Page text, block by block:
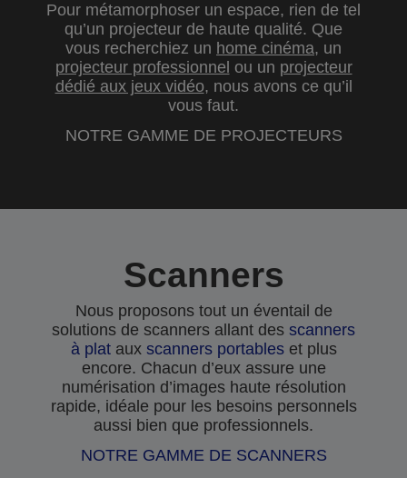
Pour métamorphoser un espace, rien de tel
qu’un projecteur de haute qualité. Que
vous recherchiez un home cinéma, un
projecteur professionnel ou un projecteur
dédié aux jeux vidéo, nous avons ce qu’il
vous faut.
NOTRE GAMME DE PROJECTEURS
Scanners
Nous proposons tout un éventail de
solutions de scanners allant des scanners
à plataux scanners portableset plus
encore. Chacun d’eux assure une
numérisation d’images haute résolution
rapide, idéale pour les besoins personnels
aussi bien que professionnels.
NOTRE GAMME DE SCANNERS